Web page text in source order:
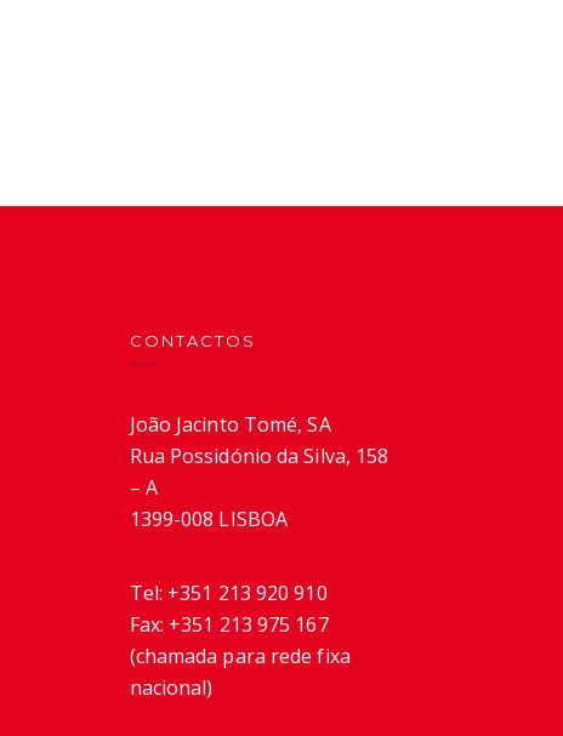
CONTACTOS
João Jacinto Tomé, SA
Rua Possidónio da Silva, 158
– A
1399-008 LISBOA
Tel: +351 213 920 910
Fax: +351 213 975 167
(chamada para rede fixa
nacional)